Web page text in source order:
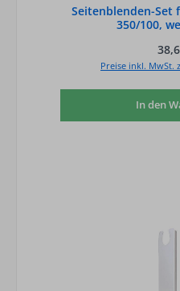
Seitenblenden-Set
350/100,
Preise inkl. MwSt.
In den